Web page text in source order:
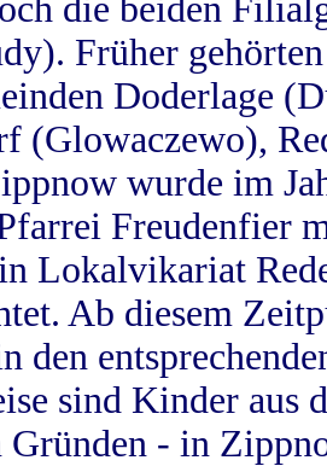
die beiden
Früher
Doderlage
(Glowaczewo),
wurde im
Freudenfier
Lokalvikariat
Ab diesem
den
sind Kinder aus
- in